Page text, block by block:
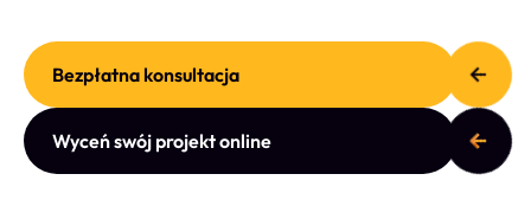
Bezpłatna konsultacja
Wyceń swój projekt online